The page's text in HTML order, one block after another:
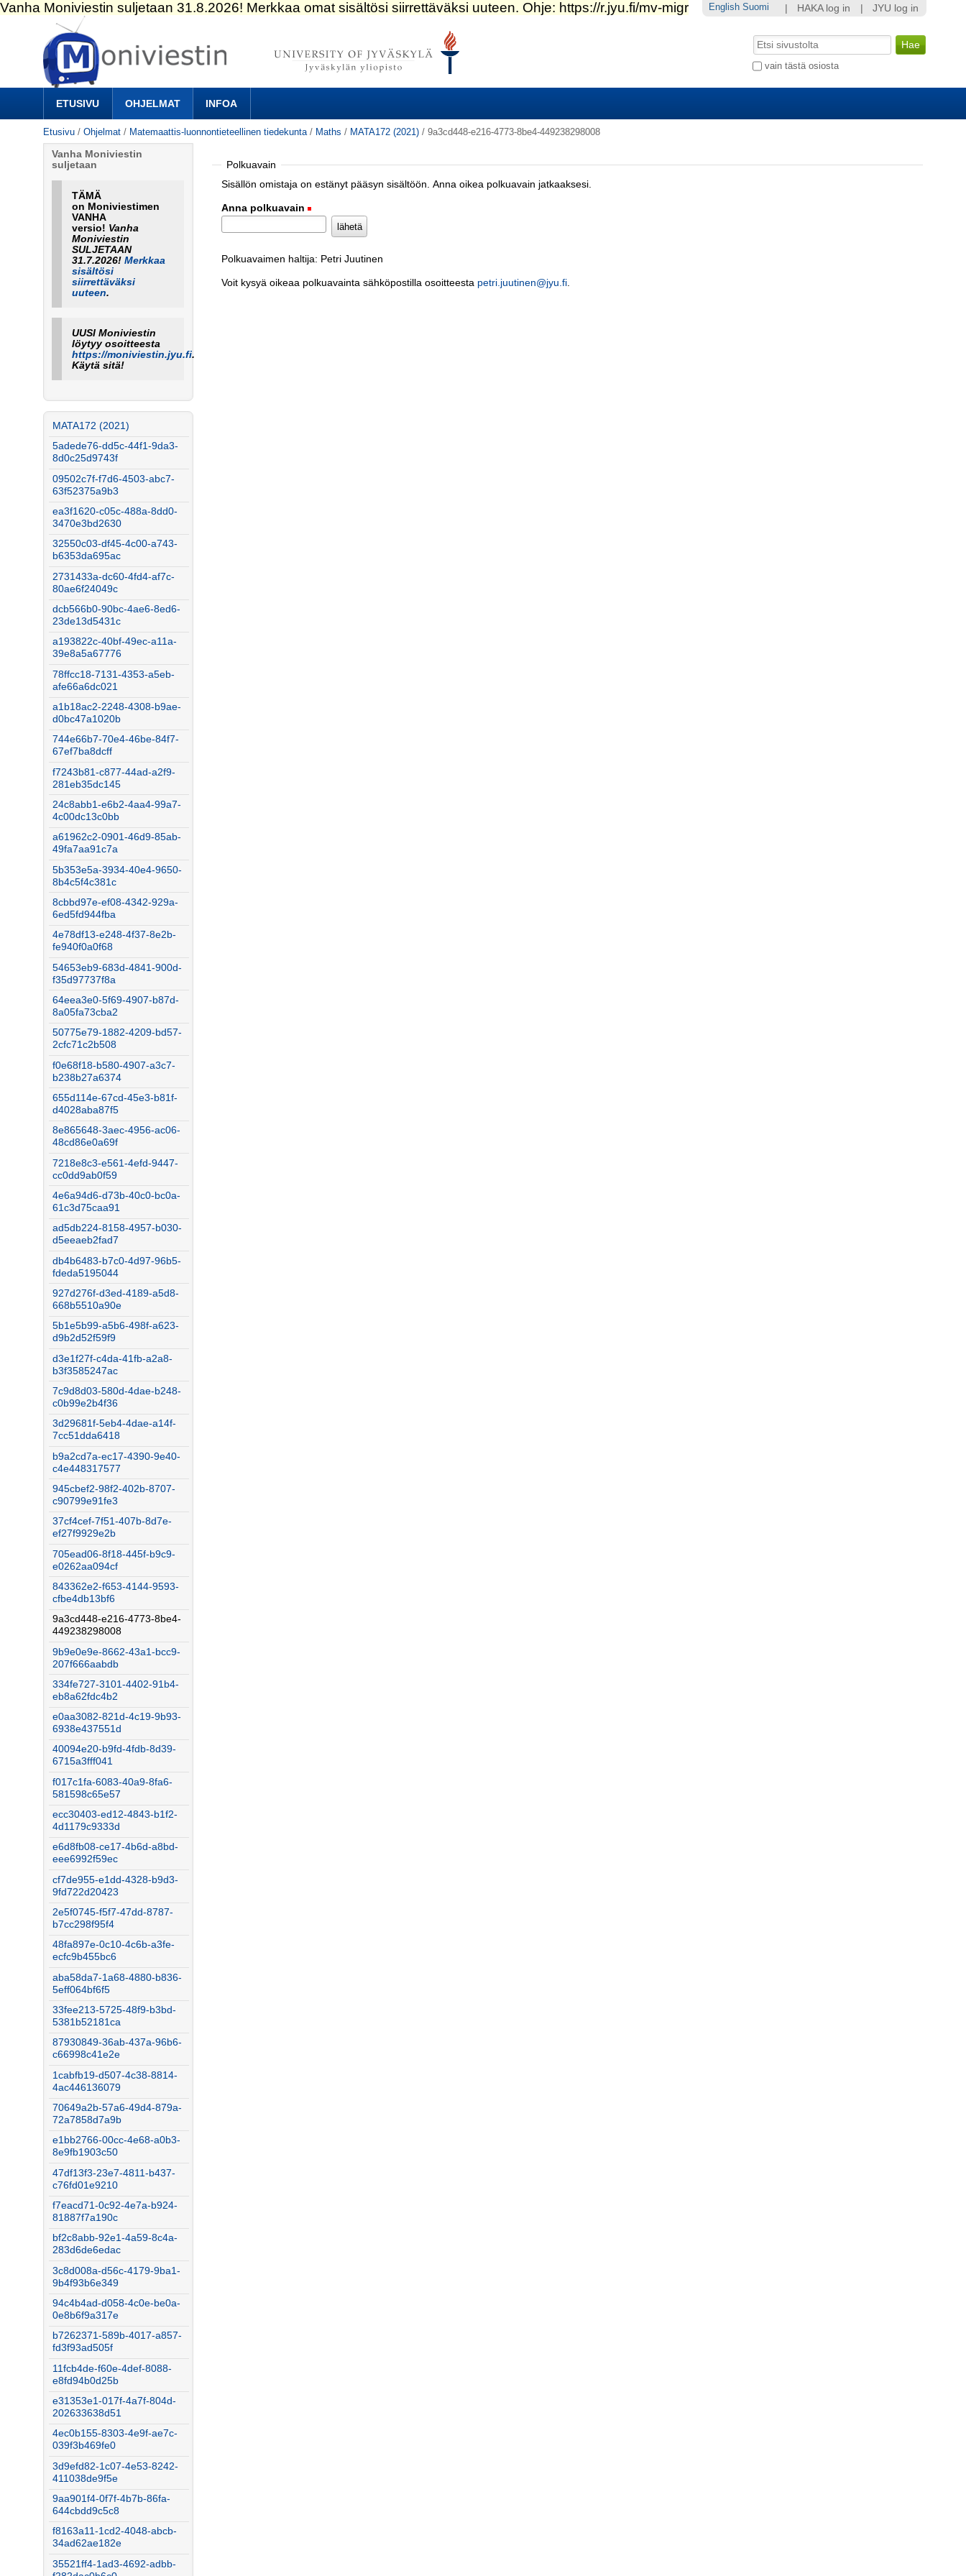
Siirry
sisältöön.
|
Siirry
navigointiin
ETUSIVU OHJELMAT INFOA
Hae
vain tästä osiosta
Laajennettu
Etusivu /Ohjelmat / Matemaattis-luonnontieteellinen tiedekunta / Maths / MATA172 (2021) /9a3cd448-e216-4773-8be4-449238298008
Polkuavain
Sisällön omistaja on estänyt pääsyn sisältöön. Anna oikea polkuavain jatkaaksesi.
Anna polkuavain
Polkuavaimen haltija: Petri Juutinen
Voit kysyä oikeaa polkuavainta sähköpostilla osoitteesta petri.juutinen@jyu.fi.
Vanha Moniviestin
suljetaan
TÄMÄ
on Moniviestimen
VANHA
versio! Vanha
Moniviestin
SULJETAAN
31.7.2026! Merkkaa
sisältösi
siirrettäväksi
uuteen.
UUSI Moniviestin
löytyy osoitteesta
https://moniviestin.jyu.fi.
Käytä sitä!
MATA172 (2021)
5adede76-dd5c-44f1-9da3-
8d0c25d9743f
09502c7f-f7d6-4503-abc7-
63f52375a9b3
ea3f1620-c05c-488a-8dd0-
3470e3bd2630
32550c03-df45-4c00-a743-
b6353da695ac
2731433a-dc60-4fd4-af7c-
80ae6f24049c
dcb566b0-90bc-4ae6-8ed6-
23de13d5431c
a193822c-40bf-49ec-a11a-
39e8a5a67776
78ffcc18-7131-4353-a5eb-
afe66a6dc021
a1b18ac2-2248-4308-b9ae-
d0bc47a1020b
744e66b7-70e4-46be-84f7-
67ef7ba8dcff
f7243b81-c877-44ad-a2f9-
281eb35dc145
24c8abb1-e6b2-4aa4-99a7-
4c00dc13c0bb
a61962c2-0901-46d9-85ab-
49fa7aa91c7a
5b353e5a-3934-40e4-9650-
8b4c5f4c381c
8cbbd97e-ef08-4342-929a-
6ed5fd944fba
4e78df13-e248-4f37-8e2b-
fe940f0a0f68
54653eb9-683d-4841-900d-
f35d97737f8a
64eea3e0-5f69-4907-b87d-
8a05fa73cba2
50775e79-1882-4209-bd57-
2cfc71c2b508
f0e68f18-b580-4907-a3c7-
b238b27a6374
655d114e-67cd-45e3-b81f-
d4028aba87f5
8e865648-3aec-4956-ac06-
48cd86e0a69f
7218e8c3-e561-4efd-9447-
cc0dd9ab0f59
4e6a94d6-d73b-40c0-bc0a-
61c3d75caa91
ad5db224-8158-4957-b030-
d5eeaeb2fad7
db4b6483-b7c0-4d97-96b5-
fdeda5195044
927d276f-d3ed-4189-a5d8-
668b5510a90e
5b1e5b99-a5b6-498f-a623-
d9b2d52f59f9
d3e1f27f-c4da-41fb-a2a8-
b3f3585247ac
7c9d8d03-580d-4dae-b248-
c0b99e2b4f36
3d29681f-5eb4-4dae-a14f-
7cc51dda6418
b9a2cd7a-ec17-4390-9e40-
c4e448317577
945cbef2-98f2-402b-8707-
c90799e91fe3
37cf4cef-7f51-407b-8d7e-
ef27f9929e2b
705ead06-8f18-445f-b9c9-
e0262aa094cf
843362e2-f653-4144-9593-
cfbe4db13bf6
9a3cd448-e216-4773-8be4-
449238298008
9b9e0e9e-8662-43a1-bcc9-
207f666aabdb
334fe727-3101-4402-91b4-
eb8a62fdc4b2
e0aa3082-821d-4c19-9b93-
6938e437551d
40094e20-b9fd-4fdb-8d39-
6715a3fff041
f017c1fa-6083-40a9-8fa6-
581598c65e57
ecc30403-ed12-4843-b1f2-
4d1179c9333d
e6d8fb08-ce17-4b6d-a8bd-
eee6992f59ec
cf7de955-e1dd-4328-b9d3-
9fd722d20423
2e5f0745-f5f7-47dd-8787-
b7cc298f95f4
48fa897e-0c10-4c6b-a3fe-
ecfc9b455bc6
aba58da7-1a68-4880-b836-
5eff064bf6f5
33fee213-5725-48f9-b3bd-
5381b52181ca
87930849-36ab-437a-96b6-
c66998c41e2e
1cabfb19-d507-4c38-8814-
4ac446136079
70649a2b-57a6-49d4-879a-
72a7858d7a9b
e1bb2766-00cc-4e68-a0b3-
8e9fb1903c50
47df13f3-23e7-4811-b437-
c76fd01e9210
f7eacd71-0c92-4e7a-b924-
81887f7a190c
bf2c8abb-92e1-4a59-8c4a-
283d6de6edac
3c8d008a-d56c-4179-9ba1-
9b4f93b6e349
94c4b4ad-d058-4c0e-be0a-
0e8b6f9a317e
b7262371-589b-4017-a857-
fd3f93ad505f
11fcb4de-f60e-4def-8088-
e8fd94b0d25b
e31353e1-017f-4a7f-804d-
202633638d51
4ec0b155-8303-4e9f-ae7c-
039f3b469fe0
3d9efd82-1c07-4e53-8242-
411038de9f5e
9aa901f4-0f7f-4b7b-86fa-
644cbdd9c5c8
f8163a11-1cd2-4048-abcb-
34ad62ae182e
35521ff4-1ad3-4692-adbb-
HAKA log in JYU log in
English Suomi